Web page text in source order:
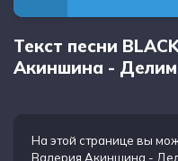
Текст песни
Акиншина -
На этой странице вы
Валерия Акиншина -